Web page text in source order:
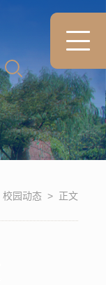
校园动态 > 正文